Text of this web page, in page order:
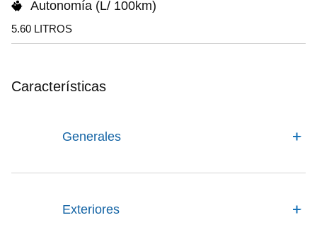
Autonomía (L/ 100km)
5.60 LITROS
Características
Generales
Exteriores